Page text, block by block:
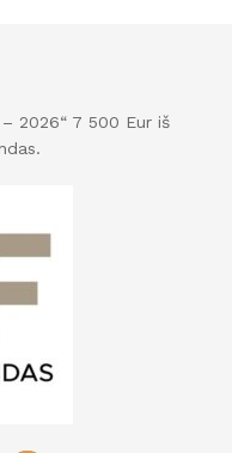
– 2026“ 7 500 Eur iš